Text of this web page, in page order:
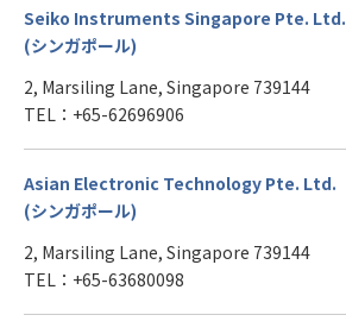
Seiko Instruments Singapore Pte. Ltd.
(シンガポール)
2, Marsiling Lane, Singapore 739144
TEL：+65-62696906
Asian Electronic Technology Pte. Ltd.
(シンガポール)
2, Marsiling Lane, Singapore 739144
TEL：+65-63680098